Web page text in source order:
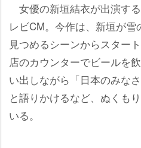
女優の新垣結衣が出演す
レビCM。今作は、新垣が
見つめるシーンからスター
店のカウンターでビールを
い出しながら「日本のみな
と語りかけるなど、ぬくも
いる。